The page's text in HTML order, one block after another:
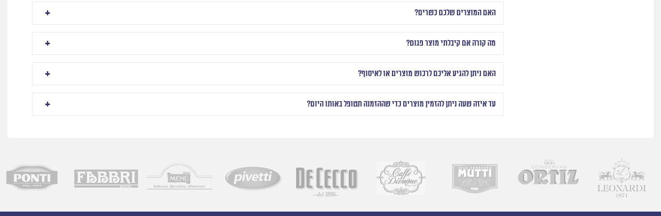
האם המוצרים שלכם כשרים?
מה קורה אם קיבלתי מוצר פגום?
האם ניתן להגיע אליכם לרכוש מוצרים או לאיסוף?
עד איזה שעה ניתן להזמין מוצרים כדי שההזמנה תטופל באותו היום?